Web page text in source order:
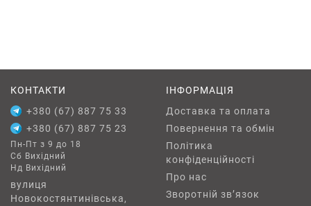
КОНТАКТИ
+380 (67) 887 75 33
+380 (67) 887 75 23
Пн-Пт з 9 до 18
Сб Вихідний
Нд Вихідний
вулиця
Новокостянтинівська,
ІНФОРМАЦІЯ
Доставка та оплата
Повернення та обмін
Політика
конфіденційності
Про нас
Зворотній зв’язок